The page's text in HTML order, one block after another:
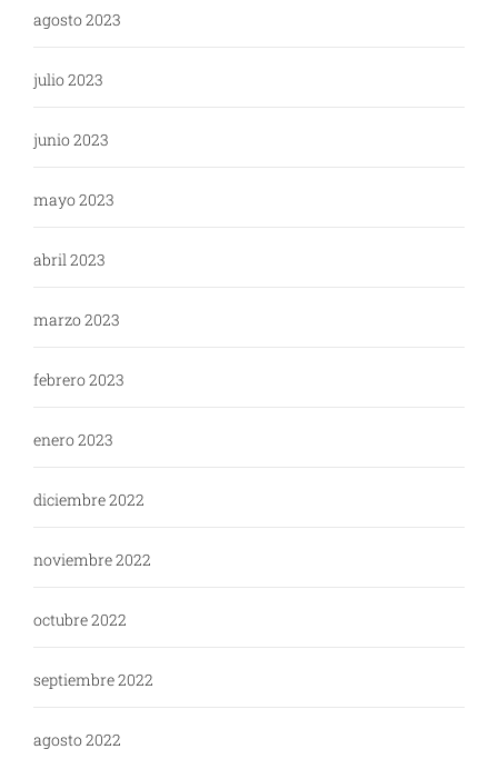
agosto 2023
julio 2023
junio 2023
mayo 2023
abril 2023
marzo 2023
febrero 2023
enero 2023
diciembre 2022
noviembre 2022
octubre 2022
septiembre 2022
agosto 2022